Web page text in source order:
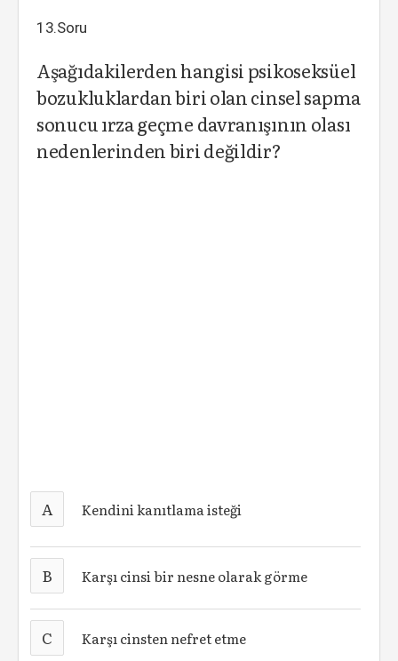
13.Soru
Aşağıdakilerden hangisi psikoseksüel
bozukluklardan biri olan cinsel sapma
sonucu ırza geçme davranışının olası
nedenlerinden biri değildir?
A Kendini kanıtlama isteği
B Karşı cinsi bir nesne olarak görme
C Karşı cinsten nefret etme